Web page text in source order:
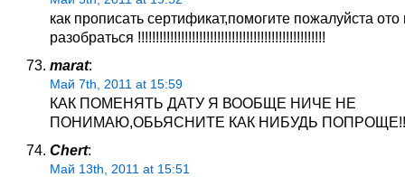
как прописать сертификат,помогите пожалуйста ото
разобраться !!!!!!!!!!!!!!!!!!!!!!!!!!!!!!!!!!!!!!!!!!!!!!!!!!!!
marat:
Май 7th, 2011 at 15:59
КАК ПОМЕНЯТЬ ДАТУ Я ВООБЩЕ НИЧЕ НЕ
ПОНИМАЮ,ОБЬЯСНИТЕ КАК НИБУДЬ
Chert:
Май 13th, 2011 at 15:51